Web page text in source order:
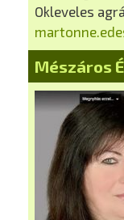
Okleveles
Mészáros